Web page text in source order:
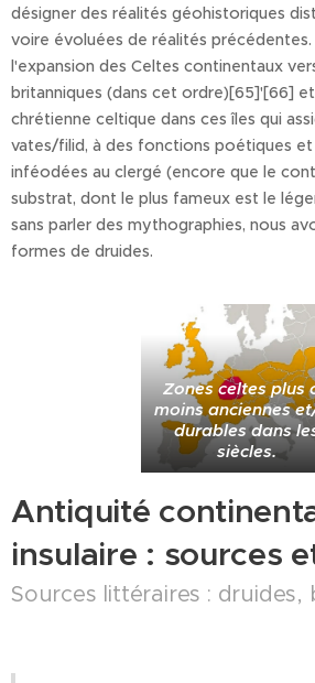
désigner des réalités géohistoriques
voire évoluées de réalités
l'expansion des Celtes continentaux
britanniques (dans cet ordre)[65]'[66] et
chrétienne celtique dans ces îles qui
vates/filid, à des fonctions poétiques
inféodées au clergé (encore que le
substrat, dont le plus fameux est le
sans parler des mythographies, nous
formes de druides.
Zones celtes plus
moins anciennes
durables dans
siècles.
Antiquité
insulaire : sources
Sources littéraires : druides,